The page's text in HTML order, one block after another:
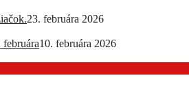
23. februára 2026
10. februára 2026